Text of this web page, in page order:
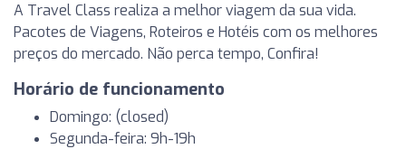
A Travel Class realiza a melhor viagem da sua vida.
Pacotes de Viagens, Roteiros e Hotéis com os melhores
preços do mercado. Não perca tempo, Confira!
Horário de funcionamento
Domingo: (closed)
Segunda-feira: 9h-19h